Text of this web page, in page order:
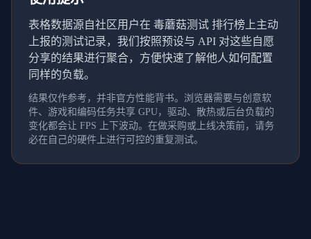
表格数据源自社区用户在 毒蘑菇测试 排行榜上主动
上报的测试记录，我们按照预设与 API 对这些自愿
分享的结果进行聚合，方便快速了解他人如何配置
同样的负载。
结果仅作参考，并非官方性能背书。浏览器需要与创意软
件、游戏和编码任务共享 GPU，驱动、散热或后台负载的
变化都会让 FPS 上下波动。在做采购或上线决策前，请务
必在自己的硬件上进行可控的重复测试。